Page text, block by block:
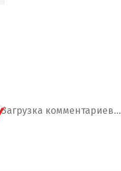
Загрузка комментариев...